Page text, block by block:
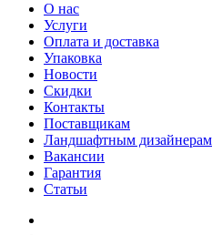
О нас
Услуги
Оплата и доставка
Упаковка
Новости
Скидки
Контакты
Поставщикам
Ландшафтным дизайнерам
Вакансии
Гарантия
Статьи